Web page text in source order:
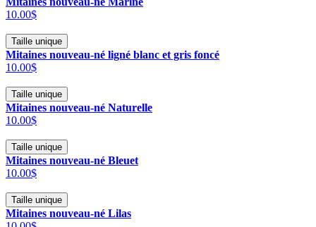
10.00$
Taille unique
Mitaines nouveau-né ligné blanc et gris foncé
10.00$
Taille unique
Mitaines nouveau-né Naturelle
10.00$
Taille unique
Mitaines nouveau-né Bleuet
10.00$
Taille unique
Mitaines nouveau-né Lilas